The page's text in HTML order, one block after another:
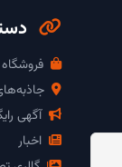
فروشگاه
آگهی
اخبار